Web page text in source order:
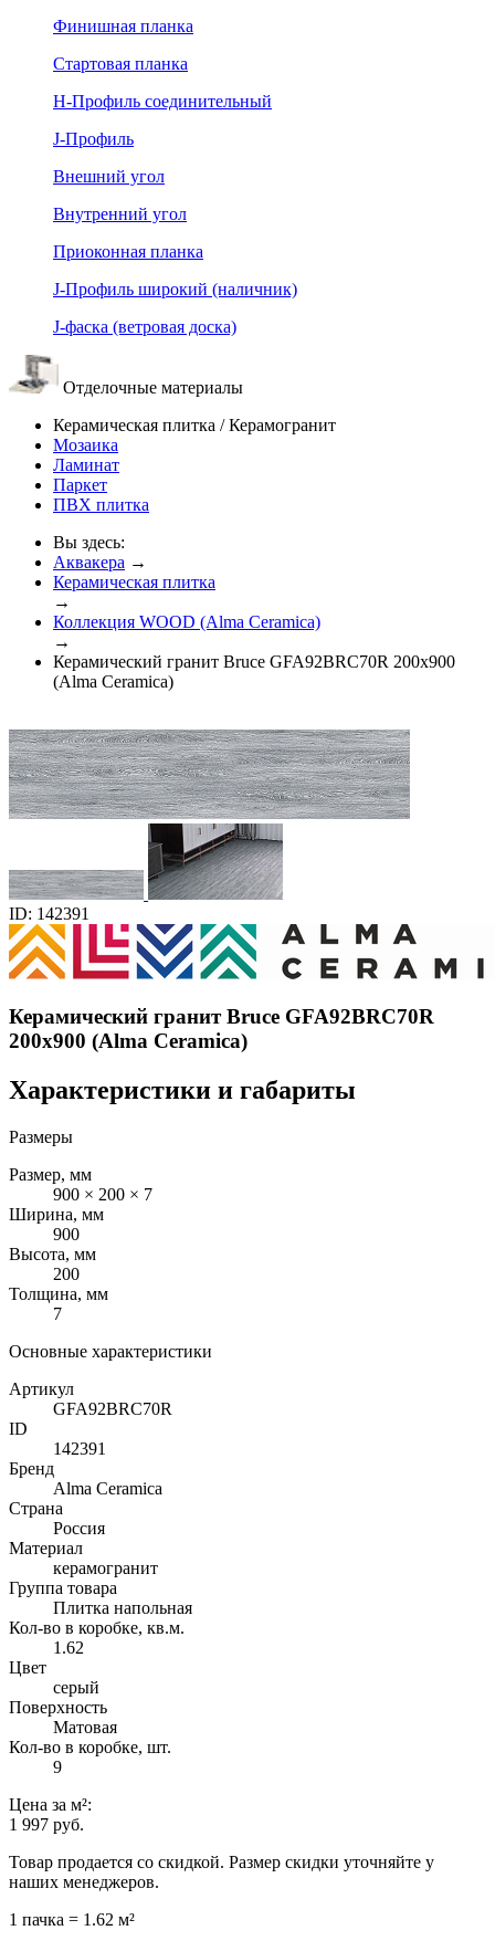
Финишная планка
Стартовая планка
Н-Профиль соединительный
J-Профиль
Внешний угол
Внутренний угол
Приоконная планка
J-Профиль широкий (наличник)
J-фаска (ветровая доска)
Отделочные материалы
Керамическая плитка / Керамогранит
Мозаика
Ламинат
Паркет
ПВХ плитка
Вы здесь:
Аквакера →
Керамическая плитка
→
Коллекция WOOD (Alma Ceramica)
→
Керамический гранит Bruce GFA92BRC70R 200x900
(Alma Ceramica)
ID: 142391
Керамический гранит Bruce GFA92BRC70R
200x900 (Alma Ceramica)
Характеристики и габариты
Размеры
Размер, мм
900 × 200 × 7
Ширина, мм
900
Высота, мм
200
Толщина, мм
7
Основные характеристики
Артикул
GFA92BRC70R
ID
142391
Бренд
Alma Ceramica
Страна
Россия
Материал
керамогранит
Группа товара
Плитка напольная
Кол-во в коробке, кв.м.
1.62
Цвет
серый
Поверхность
Матовая
Кол-во в коробке, шт.
9
Цена за м²:
1 997 руб.
Товар продается со скидкой. Размер скидки уточняйте у
наших менеджеров.
1 пачка = 1.62 м²